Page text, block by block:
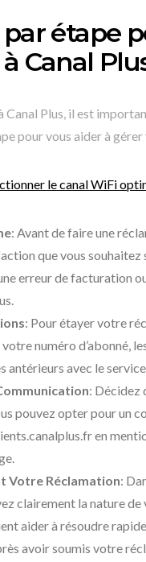
étape
Canal
Canal Plus, il est
pour vous aider à
le canal WiFi
: Avant de faire une
que vous souhaitez
erreur de facturation
: Pour étayer votre
numéro d’abonné,
antérieurs avec le
: Décidez
pouvez opter pour un
en
Votre Réclamation:
clairement la nature
aider à résoudre
avoir soumis votre